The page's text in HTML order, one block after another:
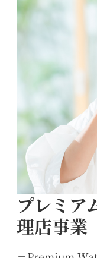
プレミア
理店事業